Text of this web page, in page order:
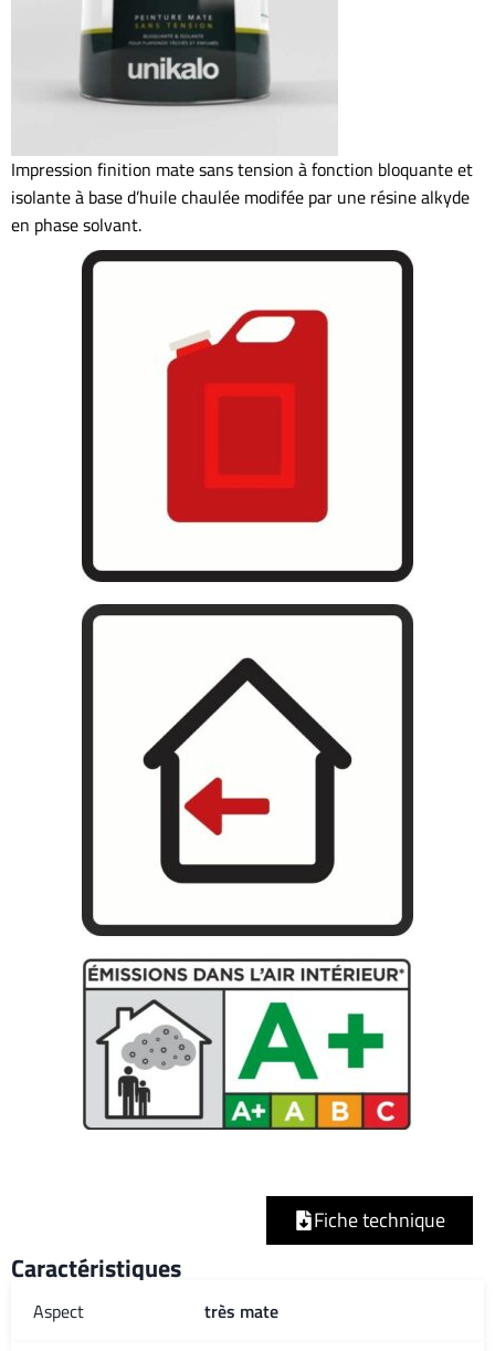
Impression finition mate sans tension à fonction bloquante et
isolante à base d’huile chaulée modifée par une résine alkyde
en phase solvant.
Fiche technique
Caractéristiques
Aspect très mate